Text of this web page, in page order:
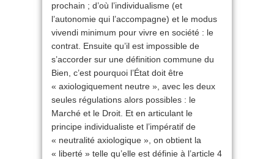
prochain ; d’où l’individualisme (et
l’autonomie qui l’accompagne) et le modus
vivendi minimum pour vivre en société : le
contrat. Ensuite qu’il est impossible de
s’accorder sur une définition commune du
Bien, c’est pourquoi l’État doit être
« axiologiquement neutre », avec les deux
seules régulations alors possibles : le
Marché et le Droit. Et en articulant le
principe individualiste et l’impératif de
« neutralité axiologique », on obtient la
« liberté » telle qu’elle est définie à l’article 4